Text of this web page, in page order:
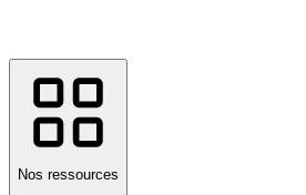
Nos ressources